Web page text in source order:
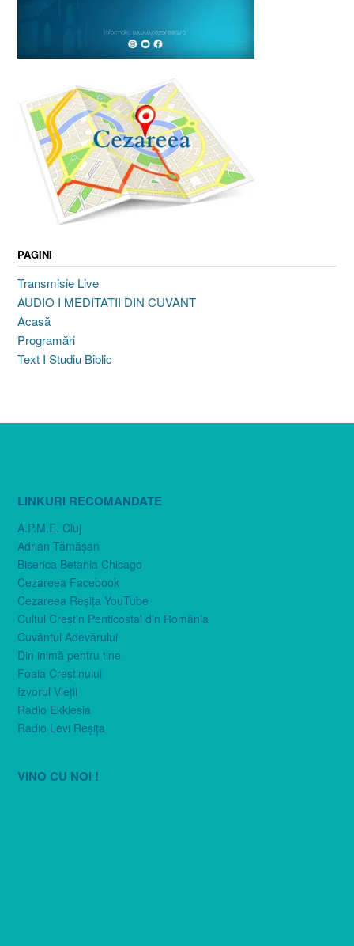
PAGINI
Transmisie Live
AUDIO I MEDITATII DIN CUVANT
Acasă
Programări
Text I Studiu Biblic
LINKURI RECOMANDATE
A.P.M.E. Cluj
Adrian Tămăşan
Biserica Betania Chicago
Cezareea Facebook
Cezareea Reşiţa YouTube
Cultul Creştin Penticostal din România
Cuvântul Adevărului
Din inimă pentru tine
Foaia Creştinului
Izvorul Vieţii
Radio Ekklesia
Radio Levi Reşiţa
VINO CU NOI !